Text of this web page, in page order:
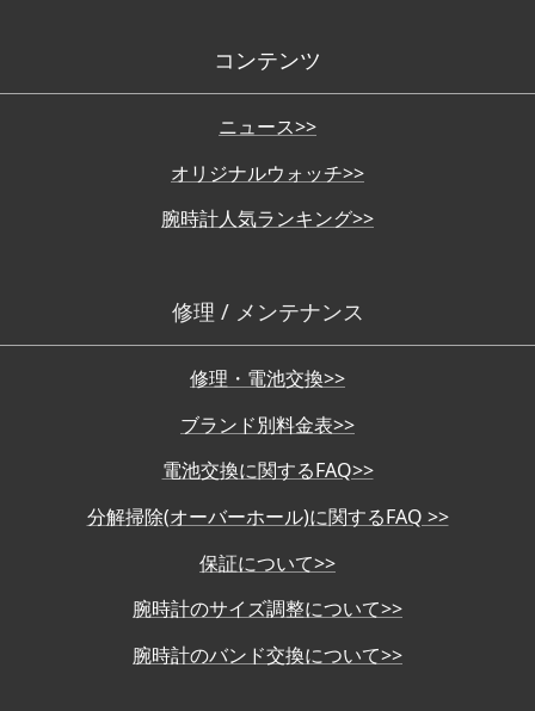
コンテンツ
ニュース>>
オリジナルウォッチ>>
腕時計人気ランキング>>
修理 / メンテナンス
修理・電池交換>>
ブランド別料金表>>
電池交換に関するFAQ>>
分解掃除(オーバーホール)に関するFAQ >>
保証について>>
腕時計のサイズ調整について>>
腕時計のバンド交換について>>